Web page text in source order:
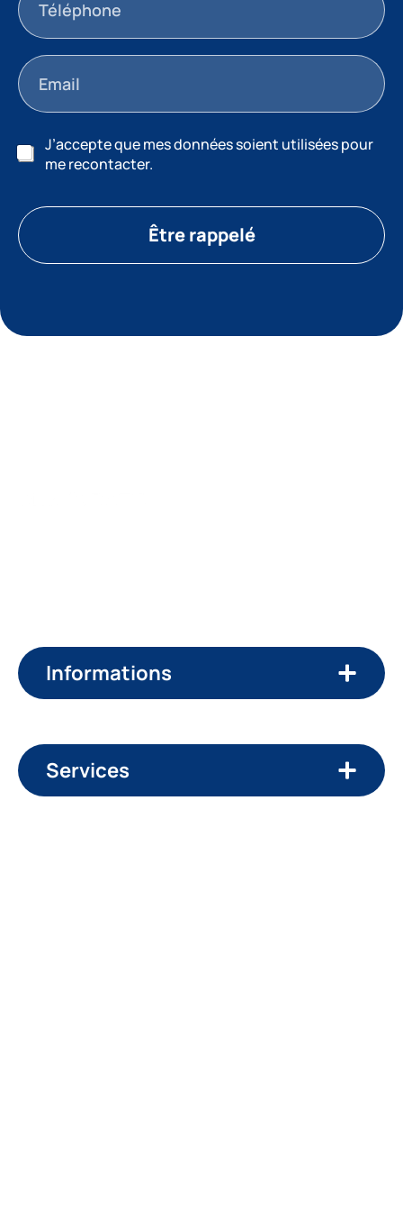
J’accepte que mes données soient utilisées pour
me recontacter.
Être rappelé
Informations
Services